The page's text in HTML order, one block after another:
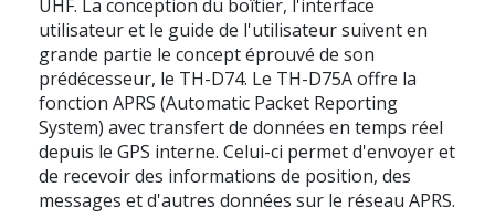
UHF. La conception du boîtier, l'interface
utilisateur et le guide de l'utilisateur suivent en
grande partie le concept éprouvé de son
prédécesseur, le TH-D74. Le TH-D75A offre la
fonction APRS (Automatic Packet Reporting
System) avec transfert de données en temps réel
depuis le GPS interne. Celui-ci permet d'envoyer et
de recevoir des informations de position, des
messages et d'autres données sur le réseau APRS.